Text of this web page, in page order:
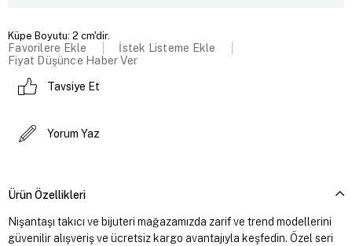
Küpe Boyutu: 2 cm'dir.
Favorilere Ekle
İstek Listeme Ekle
Fiyat Düşünce Haber Ver
Tavsiye Et
Yorum Yaz
Ürün Özellikleri
Nişantaşı takıcı ve bijuteri mağazamızda zarif ve trend modellerini
güvenilir alışveriş ve ücretsiz kargo avantajıyla keşfedin. Özel seri